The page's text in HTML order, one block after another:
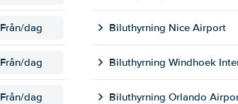
Från/dag Biluthyrning Nice Airport
Från/dag Biluthyrning Windhoek
Från/dag Biluthyrning Orlando